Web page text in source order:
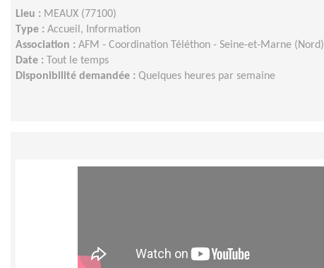
Lieu : MEAUX (77100)
Type : Accueil, Information
Association : AFM - Coordination Téléthon - Seine-et-Marne (Nord)
Date :
Tout le temps
Disponibilité demandée : Quelques heures par semaine